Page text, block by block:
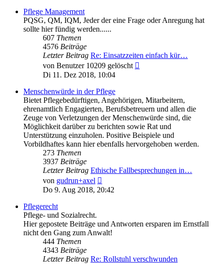
Pflege Management
PQSG, QM, IQM, Jeder der eine Frage oder Anregung hat
sollte hier fündig werden......
607 Themen
4576 Beiträge
Letzter Beitrag Re: Einsatzzeiten einfach kür…
von Benutzer 10209 gelöscht
Di 11. Dez 2018, 10:04
Menschenwürde in der Pflege
Bietet Pflegebedürftigen, Angehörigen, Mitarbeitern,
ehrenamtlich Engagierten, Berufsbetreuern und allen die
Zeuge von Verletzungen der Menschenwürde sind, die
Möglichkeit darüber zu berichten sowie Rat und
Unterstützung einzuholen. Positive Beispiele und
Vorbildhaftes kann hier ebenfalls hervorgehoben werden.
273 Themen
3937 Beiträge
Letzter Beitrag Ethische Fallbesprechungen in…
von gudrun+axel
Beitrag
Do 9. Aug 2018, 20:42
Pflegerecht
Pflege- und Sozialrecht.
Hier gepostete Beiträge und Antworten ersparen im Ernstfall
nicht den Gang zum Anwalt!
444 Themen
4343 Beiträge
Letzter Beitrag Re: Rollstuhl verschwunden